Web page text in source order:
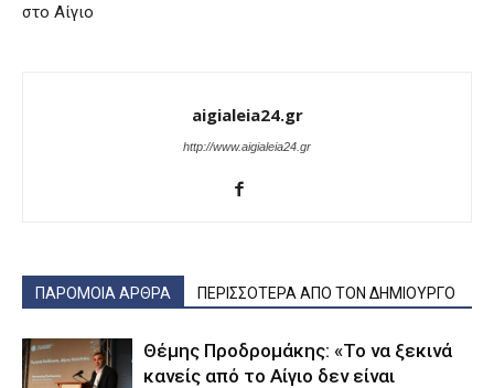
στο Αίγιο
aigialeia24.gr
http://www.aigialeia24.gr
ΠΑΡΟΜΟΙΑ ΑΡΘΡΑ ΠΕΡΙΣΣΟΤΕΡΑ ΑΠΟ ΤΟΝ ΔΗΜΙΟΥΡΓΟ
Θέμης Προδρομάκης: «Το να ξεκινά
κανείς από το Αίγιο δεν είναι